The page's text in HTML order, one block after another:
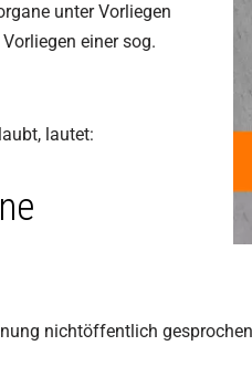
unter Vorliegen
einer sog.
lautet:
nichtöffentlich